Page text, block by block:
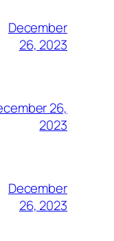
December
26, 2023
26,
2023
December
26, 2023